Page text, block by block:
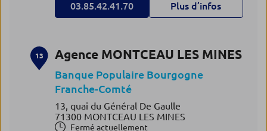
03.85.42.41.70 Plus d’infos
13 Agence MONTCEAU LES MINES
Banque Populaire Bourgogne
Franche-Comté
13, quai du Général De Gaulle
71300 MONTCEAU LES MINES
Fermé actuellement